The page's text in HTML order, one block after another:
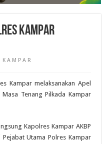
Kampar
K A M P A R
Kampar melaksanakan Apel
Tenang Pilkada Kampar
Kapolres Kampar AKBP
Utama Polres Kampar